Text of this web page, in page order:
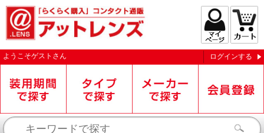
ようこそゲスト さん ログインする